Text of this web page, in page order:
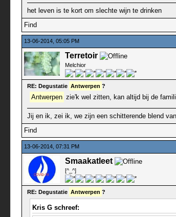
het leven is te kort om slechte wijn te drinken
Find
13-06-2014, 05:05 PM
Terretoir
Melchior
RE: Degustatie Antwerpen ?
Antwerpen zie'k wel zitten, kan altijd bij de
Jij en ik, zei ik, we zijn een schitterende blend
Find
13-06-2014, 07:31 PM
Smaakatleet
[^_^]
RE: Degustatie Antwerpen ?
Kris G schreef: